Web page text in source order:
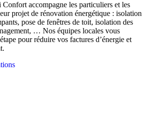
accompagne les particuliers et les
projet de rénovation énergétique : isolation
pose de fenêtres de toit, isolation des
… Nos équipes locales vous
pour réduire vos factures d’énergie et